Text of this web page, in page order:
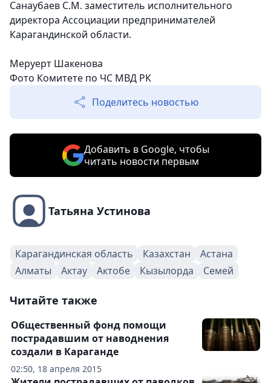
Санаубаев С.М. заместитель исполнительного
директора Ассоциации предпринимателей
Карагандинской области.
Меруерт Шакенова
Фото Комитете по ЧС МВД РК
Поделитесь новостью
Добавить в Google, чтобы
читать новости первым
Татьяна Устинова
Карагандинская область Казахстан
Астана
Алматы
Актау Актобе Кызылорда Семей
Читайте также
02:50, 18 апреля 2015
Общественный фонд помощи
пострадавшим от наводнения
создали в Караганде